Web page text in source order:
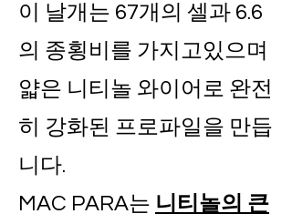
이 날개는 67개의 셀과 6.6
의 종횡비를 가지고있으며
얇은 니티놀 와이어로 완전
히 강화된 프로파일을 만듭
니다.
MAC PARA는 니티놀의 큰